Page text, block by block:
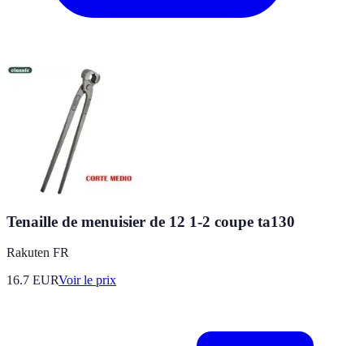
Tenaille de menuisier de 12 1-2 coupe ta130
Rakuten FR
16.7 EURVoir le prix